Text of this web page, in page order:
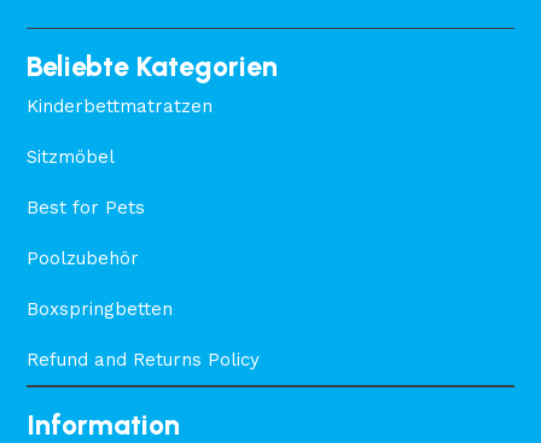
Beliebte Kategorien
Kinderbettmatratzen
Sitzmöbel
Best for Pets
Poolzubehör
Boxspringbetten
Refund and Returns Policy
Information